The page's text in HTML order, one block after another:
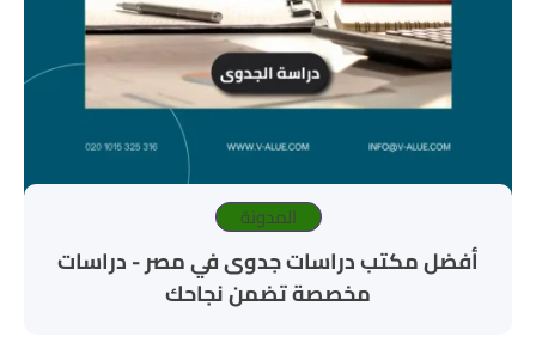
المدونة
أفضل مكتب دراسات جدوى في مصر - دراسات
مخصصة تضمن نجاحك